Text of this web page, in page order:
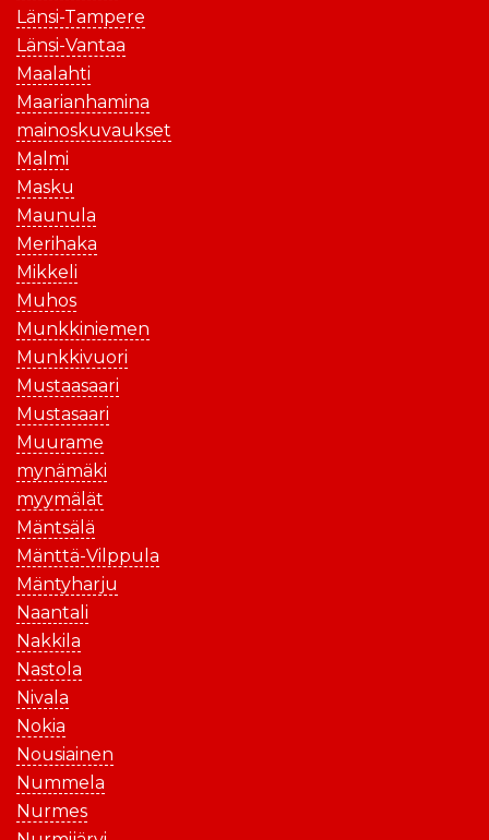
Länsi-Tampere
Länsi-Vantaa
Maalahti
Maarianhamina
mainoskuvaukset
Malmi
Masku
Maunula
Merihaka
Mikkeli
Muhos
Munkkiniemen
Munkkivuori
Mustaasaari
Mustasaari
Muurame
mynämäki
myymälät
Mäntsälä
Mänttä-Vilppula
Mäntyharju
Naantali
Nakkila
Nastola
Nivala
Nokia
Nousiainen
Nummela
Nurmes